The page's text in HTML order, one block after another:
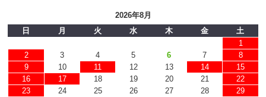
2026年8月
日
月 火 水 木 金
土
1
2
3 4 5 6 7
8
9
10 11 12 13 14
15
16
17 18 19 20 21
22
23
24 25 26 27 28
29